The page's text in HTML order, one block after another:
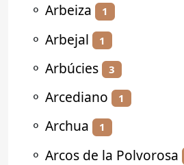
⚬ Arbeiza 1
⚬ Arbejal 1
⚬ Arbúcies 3
⚬ Arcediano 1
⚬ Archua 1
⚬ Arcos de la Polvorosa